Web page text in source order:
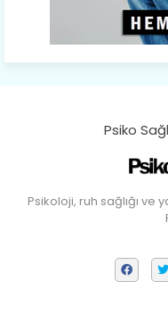
Psiko
Psikoloji, ruh sağlığı ve